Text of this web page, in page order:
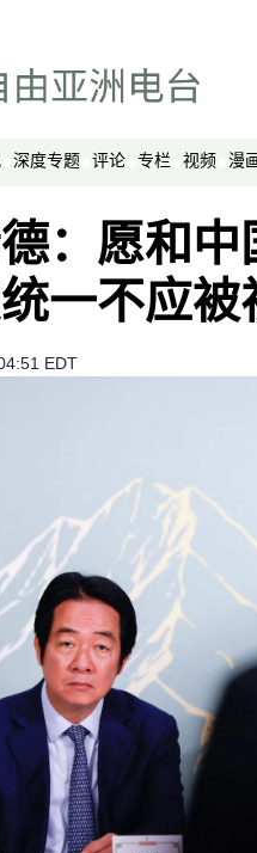
深度专题 评论 专栏 视频 漫
：愿和
一不应被
EDT